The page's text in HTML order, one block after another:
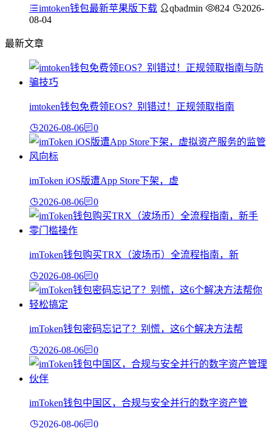
imtoken钱包最新苹果版下载 qbadmin 824
2026-
08-04
最新文章
imtoken钱包免费领EOS？别错过！正规领取指南
2026-08-06 0
imToken iOS版遭App Store下架，虚
2026-08-06 0
imToken钱包购买TRX（波场币）全流程指南，新
2026-08-06 0
imToken钱包密码忘记了？别慌，这6个解决方法帮
2026-08-06 0
imToken钱包中国区，合规与安全并行的数字资产管
2026-08-06 0